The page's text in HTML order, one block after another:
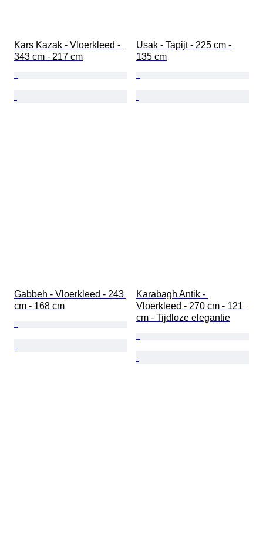
Kars Kazak - Vloerkleed -
343 cm - 217 cm
Usak - Tapijt - 225 cm -
135 cm
Gabbeh - Vloerkleed - 243
cm - 168 cm
Karabagh Antik -
Vloerkleed - 270 cm - 121
cm - Tijdloze elegantie